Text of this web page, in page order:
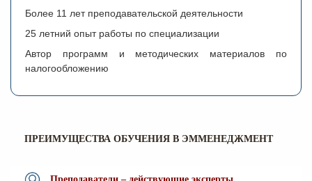
Более 11 лет преподавательской деятельности
25 летний опыт работы по специализации
Автор программ и методических материалов по
налогообложению
ПРЕИМУЩЕСТВА ОБУЧЕНИЯ В ЭММЕНЕДЖМЕНТ